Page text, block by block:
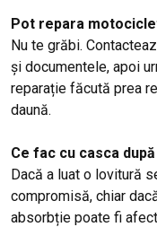
Pot repara
Nu te grăbi.
și documentele, apoi
reparație făcută prea
daună.
Ce fac cu casca
Dacă a luat o lovitură
compromisă, chiar
absorbție poate fi